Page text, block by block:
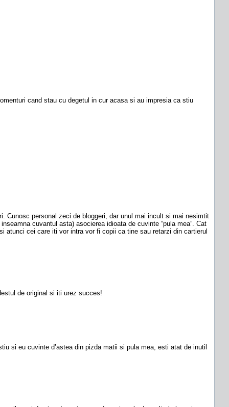
cand stau cu degetul in cur acasa si au impresia ca stiu
personal zeci de bloggeri, dar unul mai incult si mai nesimtit
cuvantul asta) asocierea idioata de cuvinte “pula mea”. Cat
cei care iti vor intra vor fi copii ca tine sau retarzi din cartierul
de original si iti urez succes!
si eu cuvinte d’astea din pizda matii si pula mea, esti atat de inutil